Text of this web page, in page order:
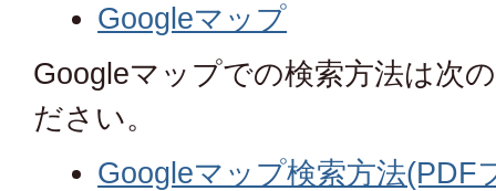
Googleマップ
Googleマップでの検索方法は次
ださい。
Googleマップ検索方法(PDF